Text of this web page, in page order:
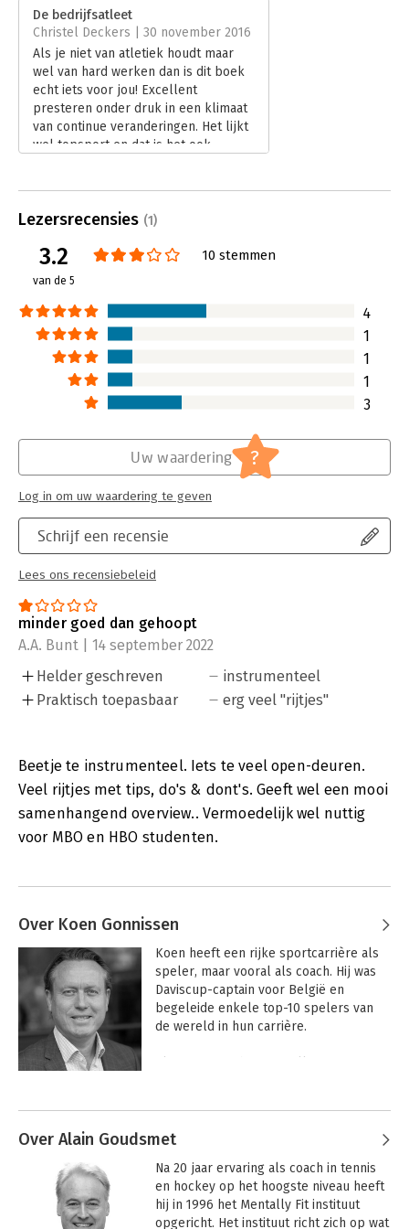
Verschijningsdatum:
Hoofdrubriek: Werk en loopbaan
De bedrijfsatleet
Christel Deckers | 30 november 2016
Als je niet van atletiek houdt maar
wel van hard werken dan is dit boek
echt iets voor jou! Excellent
presteren onder druk in een klimaat
van continue veranderingen. Het lijkt
wel topsport en dat is het ook.
Lezersrecensies (1)
3.2
van de 5
10 stemmen
4
1
1
1
3
Schrijf een recensie
Lees ons recensiebeleid
Uw waardering ?
Log in om uw waardering te geven
minder goed dan gehoopt
A.A. Bunt | 14 september 2022
Helder geschreven
Praktisch toepasbaar
instrumenteel
erg veel "rijtjes"
Beetje te instrumenteel. Iets te veel open-deuren.
Veel rijtjes met tips, do's & dont's. Geeft wel een mooi
samenhangend overview.. Vermoedelijk wel nuttig
voor MBO en HBO studenten.
Over Koen Gonnissen
Koen heeft een rijke sportcarrière als
speler, maar vooral als coach. Hij was
Daviscup-captain voor België en
begeleide enkele top-10 spelers van
de wereld in hun carrière.
achtergrond in de talen helpt hem
te helpen.
Over Alain Goudsmet
Na 20 jaar ervaring als coach in tennis
en hockey op het hoogste niveau heeft
hij in 1996 het Mentally Fit instituut
opgericht. Het instituut richt zich op wat